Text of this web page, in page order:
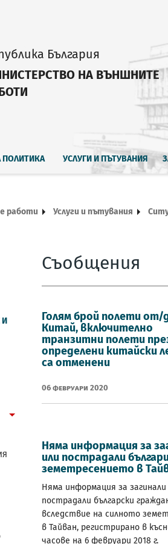
България
НА ВЪНШНИТЕ
УСЛУГИ И ПЪТУВАНИЯ
работи Услуги и пътувания
И
Съобщения
Голям брой полети от/
Китай, включително
транзитни полети
определени китайски
са отменени
06 Февруари 2020
Няма информация за
или пострадали
земетресението в
Няма информация за загинали
пострадали български
вследствие на силното
в Тайван, регистрирано в
часове на 6 февруари 2018 г.